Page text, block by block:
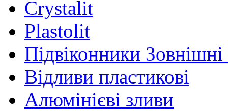
Crystalit
Plastolit
Підвіконники Зовнішні
Відливи пластикові
Алюмінієві зливи